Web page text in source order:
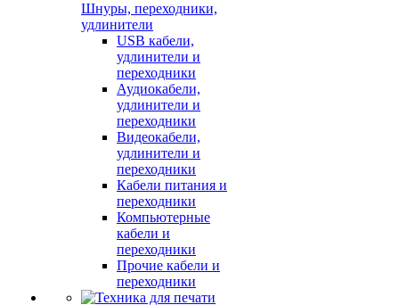
Шнуры, переходники,
удлинители
USB кабели,
удлинители и
переходники
Аудиокабели,
удлинители и
переходники
Видеокабели,
удлинители и
переходники
Кабели питания и
переходники
Компьютерные
кабели и
переходники
Прочие кабели и
переходники